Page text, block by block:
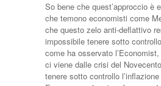
So bene che quest’approccio è
che temono economisti come
che questo zelo anti-deflattivo
impossibile tenere sotto
come ha osservato
ci viene dalle crisi del
tenere sotto controllo